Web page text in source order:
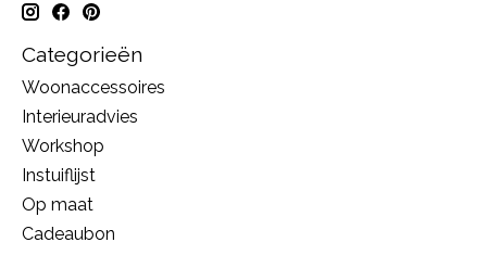
Categorieën
Woonaccessoires
Interieuradvies
Workshop
Instuiflijst
Op maat
Cadeaubon